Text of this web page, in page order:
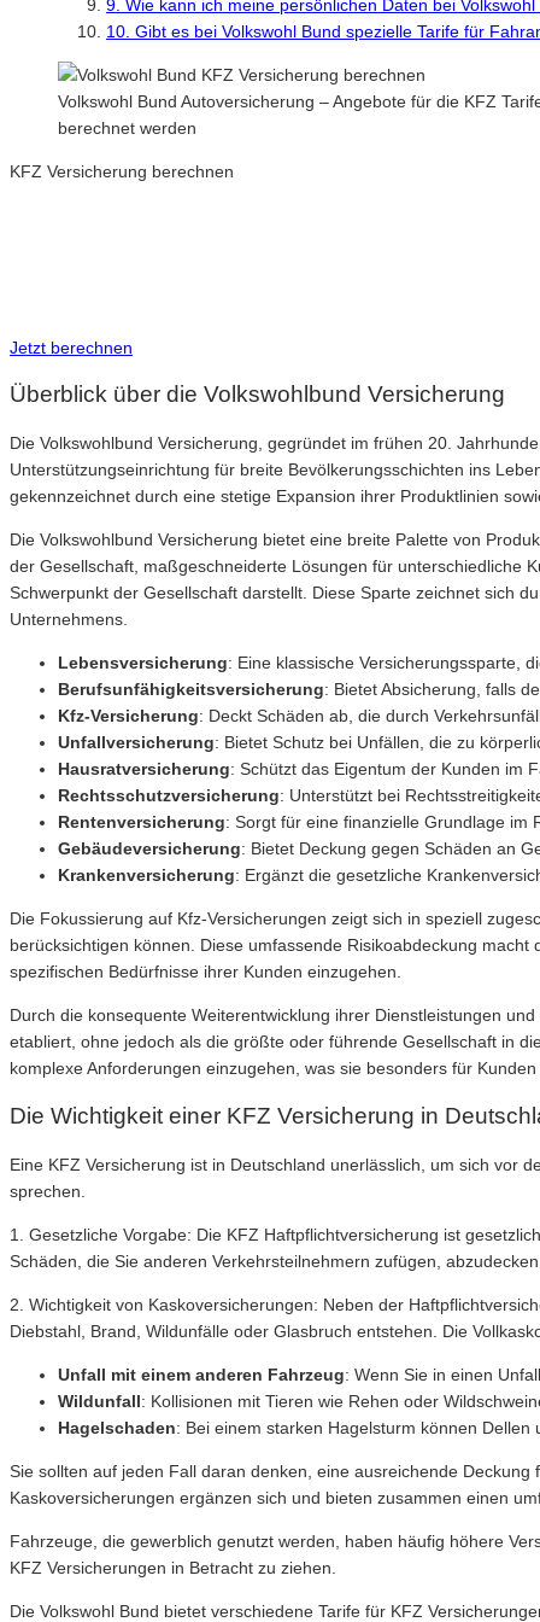
9. Wie kann ich meine persönlichen Daten bei
10. Gibt es bei Volkswohl Bund spezielle Tarife für
Volkswohl Bund Autoversicherung – Angebote für die KFZ
berechnet werden
KFZ Versicherung berechnen
Jetzt berechnen
Überblick über die Volkswohlbund Versicherung
Die Volkswohlbund Versicherung, gegründet im frühen 20.
Unterstützungseinrichtung für breite Bevölkerungsschichten ins
gekennzeichnet durch eine stetige Expansion ihrer Produktlinien
Die Volkswohlbund Versicherung bietet eine breite Palette von
der Gesellschaft, maßgeschneiderte Lösungen für unterschiedliche
Schwerpunkt der Gesellschaft darstellt. Diese Sparte zeichnet sich
Unternehmens.
Lebensversicherung: Eine klassische Versicherungssparte,
Berufsunfähigkeitsversicherung: Bietet Absicherung, falls
Kfz-Versicherung: Deckt Schäden ab, die durch
Unfallversicherung: Bietet Schutz bei Unfällen, die zu
Hausratversicherung: Schützt das Eigentum der Kunden im
Rechtsschutzversicherung: Unterstützt bei
Rentenversicherung: Sorgt für eine finanzielle Grundlage im
Gebäudeversicherung: Bietet Deckung gegen Schäden an
Krankenversicherung: Ergänzt die gesetzliche
Die Fokussierung auf Kfz-Versicherungen zeigt sich in speziell
berücksichtigen können. Diese umfassende Risikoabdeckung
spezifischen Bedürfnisse ihrer Kunden einzugehen.
Durch die konsequente Weiterentwicklung ihrer Dienstleistungen
etabliert, ohne jedoch als die größte oder führende Gesellschaft in
komplexe Anforderungen einzugehen, was sie besonders für
Die Wichtigkeit einer KFZ Versicherung in
Eine KFZ Versicherung ist in Deutschland unerlässlich, um sich vor
sprechen.
1. Gesetzliche Vorgabe: Die KFZ Haftpflichtversicherung ist
Schäden, die Sie anderen Verkehrsteilnehmern zufügen,
2. Wichtigkeit von Kaskoversicherungen: Neben der
Diebstahl, Brand, Wildunfälle oder Glasbruch entstehen. Die
Unfall mit einem anderen Fahrzeug: Wenn Sie in einen
Wildunfall: Kollisionen mit Tieren wie Rehen oder
Hagelschaden: Bei einem starken Hagelsturm können
Sie sollten auf jeden Fall daran denken, eine ausreichende
Kaskoversicherungen ergänzen sich und bieten zusammen einen
Fahrzeuge, die gewerblich genutzt werden, haben häufig höhere
KFZ Versicherungen in Betracht zu ziehen.
Die Volkswohl Bund bietet verschiedene Tarife für KFZ